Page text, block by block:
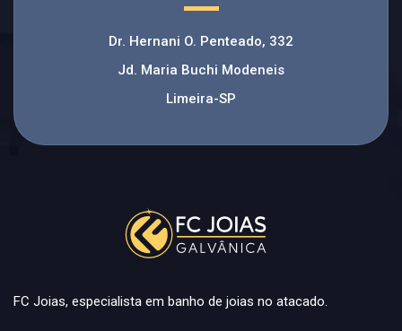
Dr. Hernani O. Penteado, 332
Jd. Maria Buchi Modeneis
Limeira-SP
FC Joias, especialista em banho de joias no atacado.